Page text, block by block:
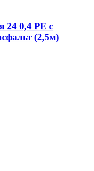
24 0,4 PE с
(2,5м)